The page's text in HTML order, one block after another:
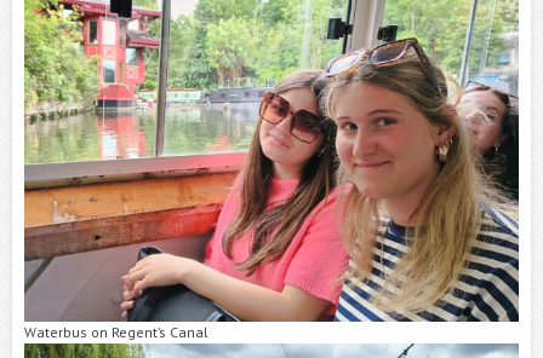
Waterbus on Regent’s Canal